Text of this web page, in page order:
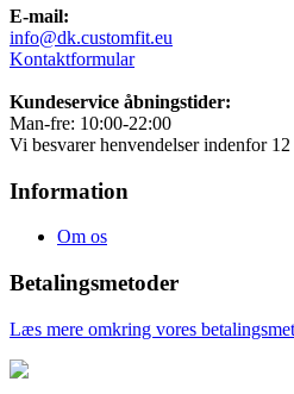
E-mail:
info@dk.customfit.eu
Kontaktformular
Kundeservice åbningstider:
Man-fre: 10:00-22:00
Vi besvarer henvendelser indenfor 12
Information
Om os
Betalingsmetoder
Læs mere omkring vores